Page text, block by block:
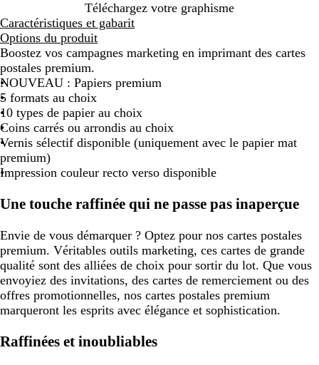
Téléchargez votre graphisme
Caractéristiques et gabarit
Options du produit
Boostez vos campagnes marketing en imprimant des cartes
postales premium.
NOUVEAU : Papiers premium
5 formats au choix
10 types de papier au choix
Coins carrés ou arrondis au choix
Vernis sélectif disponible (uniquement avec le papier mat
premium)
Impression couleur recto verso disponible
Une touche raffinée qui ne passe pas inaperçue
Envie de vous démarquer ? Optez pour nos cartes postales
premium. Véritables outils marketing, ces cartes de grande
qualité sont des alliées de choix pour sortir du lot. Que vous
envoyiez des invitations, des cartes de remerciement ou des
offres promotionnelles, nos cartes postales premium
marqueront les esprits avec élégance et sophistication.
Raffinées et inoubliables